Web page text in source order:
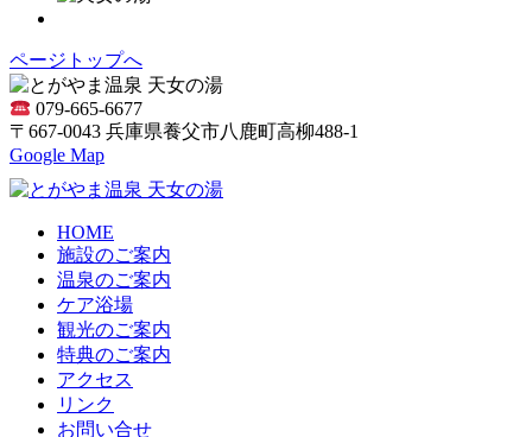
ページトップへ
079-665-6677
〒667-0043 兵庫県養父市八鹿町高柳488-1
Google Map
HOME
施設のご案内
温泉のご案内
ケア浴場
観光のご案内
特典のご案内
アクセス
リンク
お問い合せ